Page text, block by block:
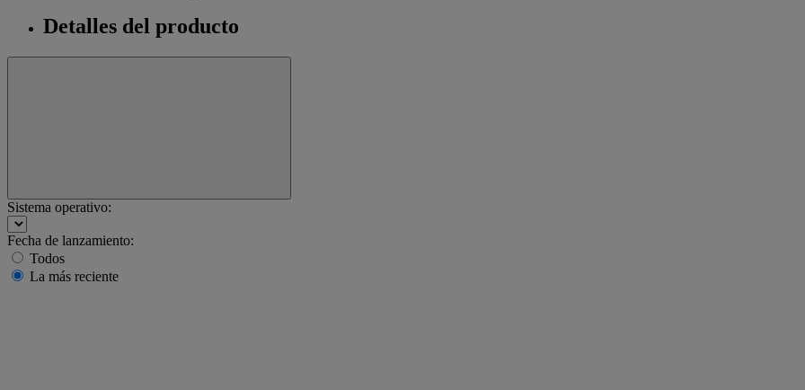
Detalles del producto
Sistema operativo:
Fecha de lanzamiento:
Todos
La más reciente